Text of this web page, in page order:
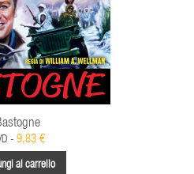
- 9,83 €
al carrello